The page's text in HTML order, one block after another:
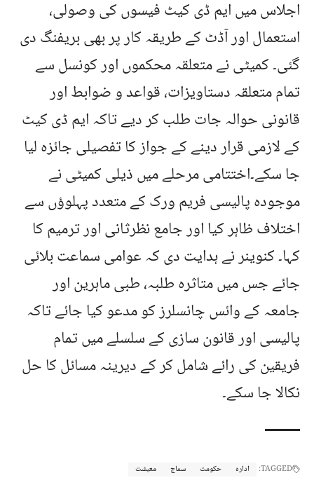
اجلاس میں ایم ڈی کیٹ فیسوں کی وصولی،
استعمال اور آڈٹ کے طریقہ کار پر بھی بریفنگ دی
گئی۔ کمیٹی نے متعلقہ محکموں اور کونسل سے
تمام متعلقہ دستاویزات، قواعد و ضوابط اور
قانونی حوالہ جات طلب کر دیے تاکہ ایم ڈی کیٹ
کے لازمی قرار دینے کے جواز کا تفصیلی جائزہ لیا
جا سکے۔اختتامی مرحلے میں ذیلی کمیٹی نے
موجودہ پالیسی فریم ورک کے متعدد پہلوؤں سے
اختلاف ظاہر کیا اور جامع نظرثانی اور ترمیم کا
کہا۔ کنوینر نے ہدایت دی کہ عوامی سماعت بلائی
جائے جس میں متاثرہ طلبہ، طبی ماہرین اور
جامعہ کے وائس چانسلرز کو مدعو کیا جائے تاکہ
پالیسی اور قانون سازی کے سلسلے میں تمام
فریقین کی رائے شامل کر کے دیرینہ مسائل کا حل
نکالا جا سکے۔
TAGGED: ادارہ حکومت سماج معیشت